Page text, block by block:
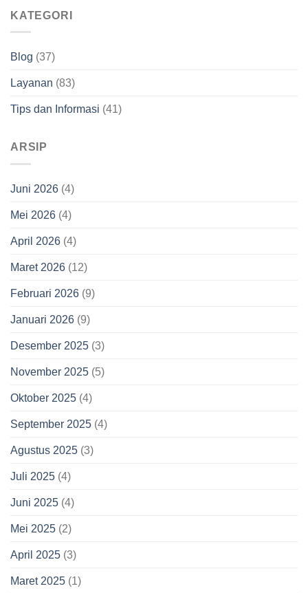
KATEGORI
Blog (37)
Layanan (83)
Tips dan Informasi (41)
ARSIP
Juni 2026 (4)
Mei 2026 (4)
April 2026 (4)
Maret 2026 (12)
Februari 2026 (9)
Januari 2026 (9)
Desember 2025 (3)
November 2025 (5)
Oktober 2025 (4)
September 2025 (4)
Agustus 2025 (3)
Juli 2025 (4)
Juni 2025 (4)
Mei 2025 (2)
April 2025 (3)
Maret 2025 (1)